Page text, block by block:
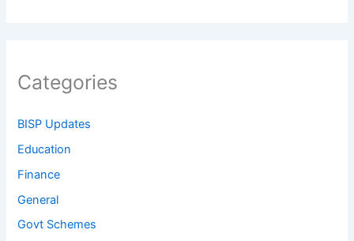
Categories
BISP Updates
Education
Finance
General
Govt Schemes